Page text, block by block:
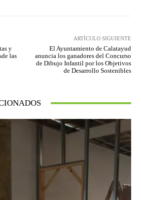
y
las
ARTÍCULO SIGUIENTE
El Ayuntamiento de Calatayud
anuncia los ganadores del Concurso
de Dibujo Infantil por los Objetivos
de Desarrollo Sostenibles